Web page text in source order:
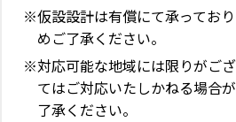
仮設設計は有償にて承ってお
めご了承ください。
対応可能な地域には限りがご
てはご対応いたしかねる場合
了承ください。